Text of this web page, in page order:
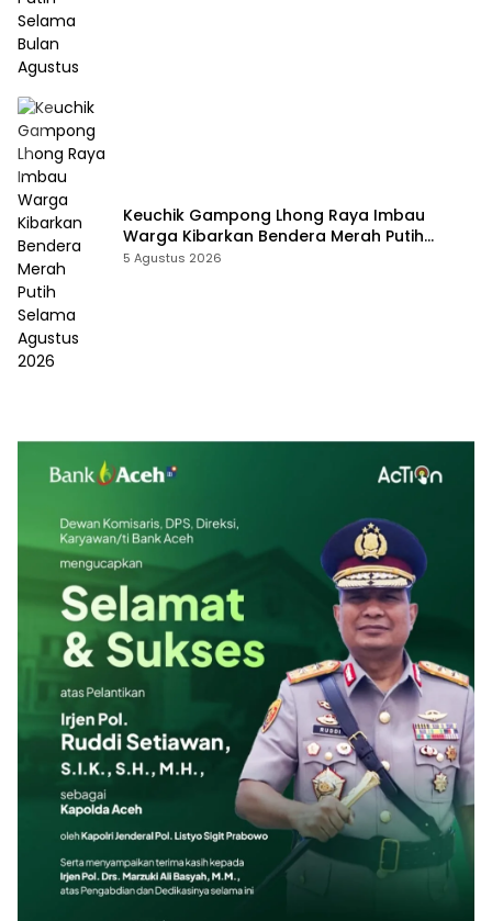
Keuchik Gampong Lhong Raya Imbau
Warga Kibarkan Bendera Merah Putih
Selama Agustus 2026
5 Agustus 2026